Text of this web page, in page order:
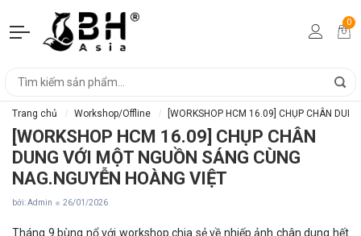
0
Trang chủ Workshop/Offline [WORKSHOP HCM 16.09] CHỤP CHÂN
[WORKSHOP HCM 16.09] CHỤP CHÂN
DUNG VỚI MỘT NGUỒN SÁNG CÙNG
NAG.NGUYỄN HOÀNG VIỆT
bởi: Admin 26/01/2026
Tháng 9 bùng nổ với workshop chia sẻ về nhiếp ảnh chân dung hết